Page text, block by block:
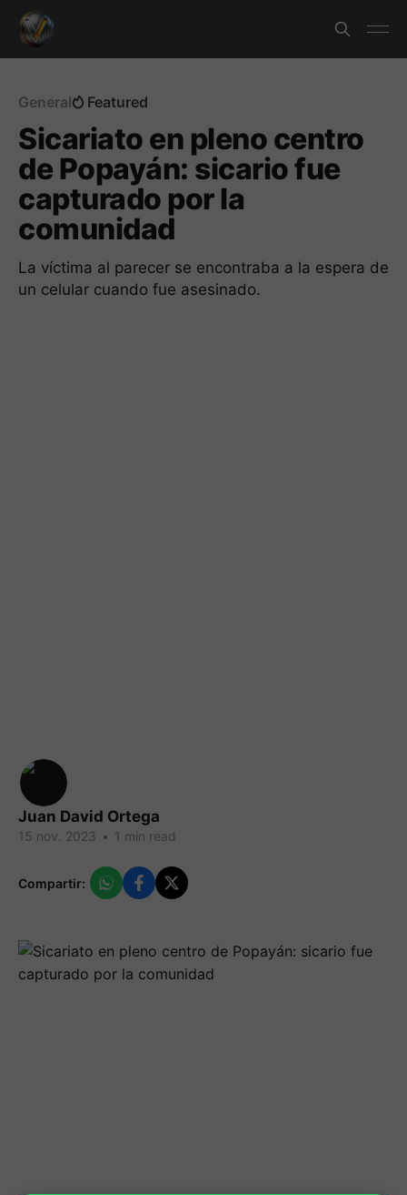
General Featured
Sicariato en pleno centro
de Popayán: sicario fue
capturado por la
comunidad
La víctima al parecer se encontraba a la espera de
un celular cuando fue asesinado.
Juan David Ortega
15 nov. 2023 • 1 min read
Compartir: